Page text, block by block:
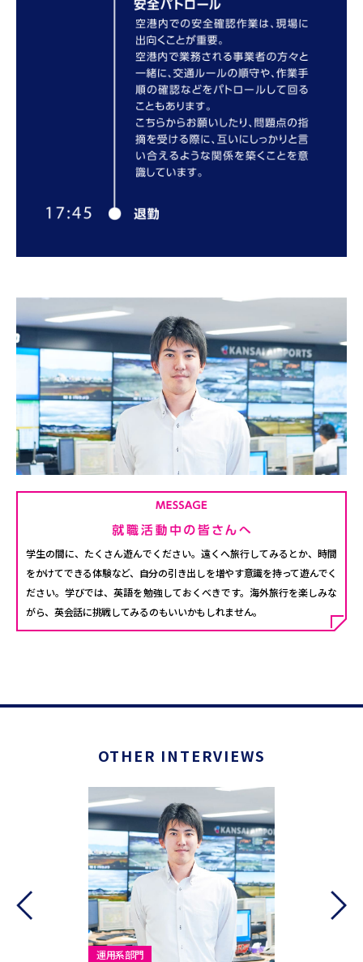
学生の間に、たくさん遊んでください。遠くへ旅行してみるとか、時間
をかけてできる体験など、自分の引き出しを増やす意識を持って遊んでく
ださい。学びでは、英語を勉強しておくべきです。海外旅行を楽しみな
がら、英会話に挑戦してみるのもいいかもしれません。
OTHER INTERVIEWS
運用系部門